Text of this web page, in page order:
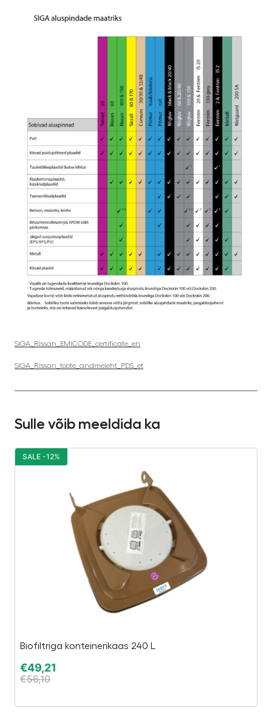
SIGA_Rissan_EMICODE_certificate_en
SIGA_Rissan_toote_andmeleht_PDS_et
Sulle võib meeldida ka
Biofiltriga konteinerikaas 240 L
€49,21
€56,10
SALE -12%